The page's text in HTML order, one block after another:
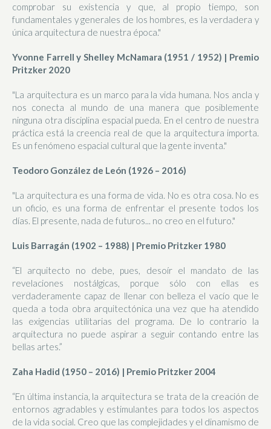
comprobar su existencia y que, al propio tiempo, son
fundamentales y generales de los hombres, es la verdadera y
única arquitectura de nuestra época."
Yvonne Farrell y Shelley McNamara (1951 / 1952) | Premio
Pritzker 2020
"La arquitectura es un marco para la vida humana. Nos ancla y
nos conecta al mundo de una manera que posiblemente
ninguna otra disciplina espacial pueda. En el centro de nuestra
práctica está la creencia real de que la arquitectura importa.
Es un fenómeno espacial cultural que la gente inventa."
Teodoro González de León (1926 – 2016)
"La arquitectura es una forma de vida. No es otra cosa. No es
un oficio, es una forma de enfrentar el presente todos los
días. El presente, nada de futuros... no creo en el futuro."
Luis Barragán (1902 – 1988) | Premio Pritzker 1980
“El arquitecto no debe, pues, desoír el mandato de las
revelaciones nostálgicas, porque sólo con ellas es
verdaderamente capaz de llenar con belleza el vacío que le
queda a toda obra arquitectónica una vez que ha atendido
las exigencias utilitarias del programa. De lo contrario la
arquitectura no puede aspirar a seguir contando entre las
bellas artes.”
Zaha Hadid (1950 – 2016) | Premio Pritzker 2004
“En última instancia, la arquitectura se trata de la creación de
entornos agradables y estimulantes para todos los aspectos
de la vida social. Creo que las complejidades y el dinamismo de